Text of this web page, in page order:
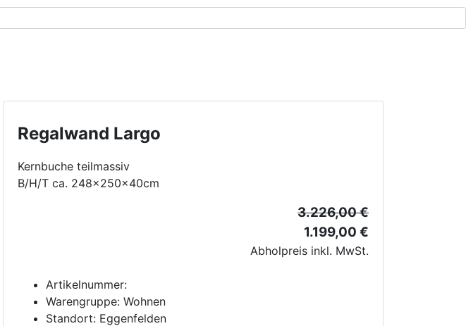
Regalwand Largo
Kernbuche teilmassiv
B/H/T ca. 248x250x40cm
3.226,00 €
1.199,00 €
Abholpreis inkl. MwSt.
Artikelnummer:
Warengruppe: Wohnen
Standort: Eggenfelden